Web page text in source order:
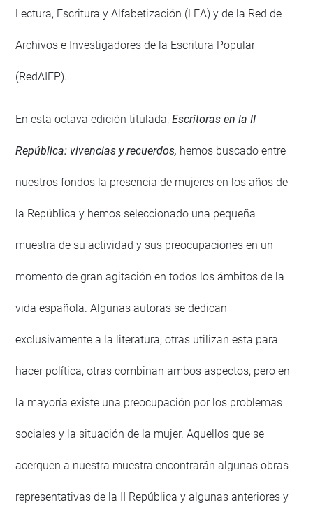
Lectura, Escritura y Alfabetización (LEA) y de la Red de
Archivos e Investigadores de la Escritura Popular
(RedAIEP).
En esta octava edición titulada,Escritoras en la II
República: vivencias y recuerdos, hemos buscado entre
nuestros fondos la presencia de mujeres en los años de
la República y hemos seleccionado una pequeña
muestra de su actividad y sus preocupaciones en un
momento de gran agitación en todos los ámbitos de la
vida española. Algunas autoras se dedican
exclusivamente a la literatura, otras utilizan esta para
hacer política, otras combinan ambos aspectos, pero en
la mayoría existe una preocupación por los problemas
sociales y la situación de la mujer. Aquellos que se
acerquen a nuestra muestra encontrarán algunas obras
representativas de la II República y algunas anteriores y